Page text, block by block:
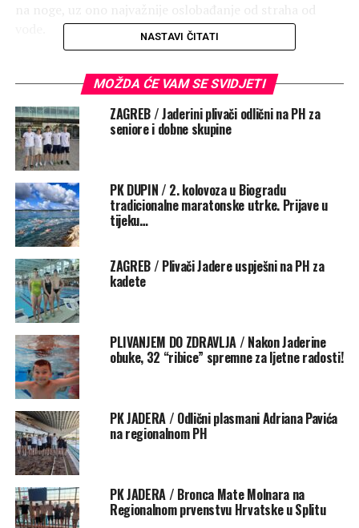
djece u svakodnevnim aktivnostima vezanim uz vodu,
pozitivno utjecati na njihovo psihofizičko stanje te
dodatno popularizirati plivanje kao sport.
Nakon završne provjere znanja, sva su djeca za svoj trud
nagrađena klupskim majicama, diplomama i prigodnim
poklonima.
Pod vodstvom trenera Ante Džaje, prof. i Daniela Zovka,
prof., uz asistenciju Dore Babić, mali su plivači pokazali
izniman napredak, hrabrost i sve veće samopouzdanje u
vodi.
Polaznici ove grupe bili su: Grgur Alić, Leila Benić, Diana
Bytsiv, Denis Dushi, Mateo Dushi, Paolo Grdović, Jakov
Miletić, Matej Nekić, Jakov Odžaković, Emanuel Penava,
Laura Rogić, Lovre Šare, Marijan Šparelić, Franceska
Vidov, Domagoj Vidov, Valentina Zekić i Filip Zubčić.
Treneri i uprava Plivačkog kluba Jadera čestitaju djeci i
njihovim roditeljima na ovom velikom koraku, a kao
dodatni poticaj za nastavak bavljenja plivanjem, Uprava
kluba odlučila je svim polaznicima omogućiti besplatne
treninge tijekom svibnja, uz mogućnost uključivanja u
NASTAVI ČITATI
MOŽDA ĆE VAM SE SVIDJETI
ZAGREB / Jaderini plivači odlični na PH za
seniore i dobne skupine
PK DUPIN / 2. kolovoza u Biogradu
tradicionalne maratonske utrke. Prijave u
tijeku…
ZAGREB / Plivači Jadere uspješni na PH za
kadete
PLIVANJEM DO ZDRAVLJA / Nakon Jaderine
obuke, 32 “ribice” spremne za ljetne radosti!
PK JADERA / Odlični plasmani Adriana Pavića
na regionalnom PH
PK JADERA / Bronca Mate Molnara na
Regionalnom prvenstvu Hrvatske u Splitu